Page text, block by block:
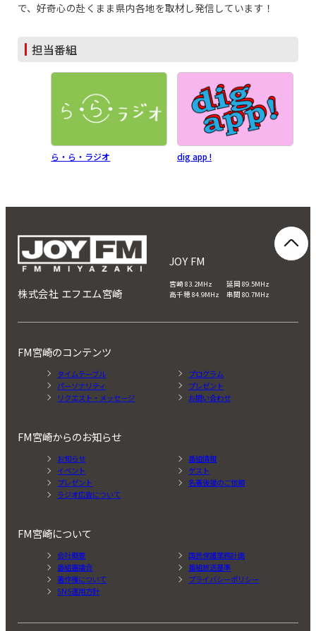
で、好奇心の赴くまま県内各地を取材し発信しています！
担当番組
ら・ら・ラジオ dig app !
株式会社 エフエム宮崎
JOY FM
宮崎 83.2MHz 延岡 89.5MHz
高千穂 84.9MHz 串間 80.7MHz
FM宮崎のコンテンツ
タイムテーブル
プログラム
パーソナリティ
プレゼント
リクエスト・メッセージ
お問い合わせ
FM宮崎からのお知らせ
お知らせ
番組情報
イベント
ゲスト
プレゼント
名義後援のご依頼
ラジオ広告について
FM宮崎について
会社概要
国民保護業務計画
番組審議会
番組放送基準
著作権について
プライバシーポリシー
SNS運用方針